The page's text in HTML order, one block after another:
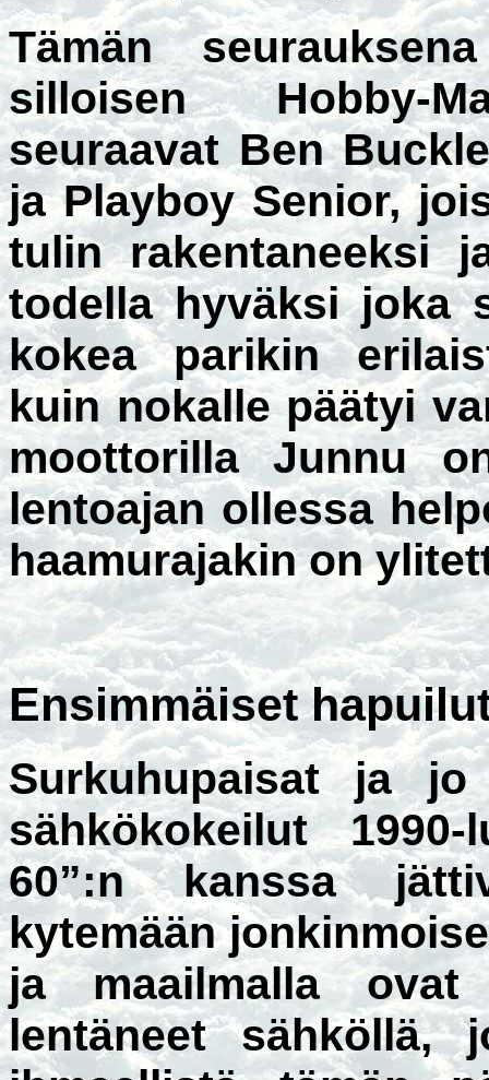
Tämän
silloisen Hobby-
seuraavat Ben
ja Playboy Senior,
tulin rakentaneeksi
todella hyväksi joka
kokea parikin
kuin nokalle päätyi
moottorilla Junnu
lentoajan ollessa
haamurajakin on
Ensimmäiset
Surkuhupaisat ja
sähkökokeilut
60”:n kanssa
kytemään
ja maailmalla
lentäneet